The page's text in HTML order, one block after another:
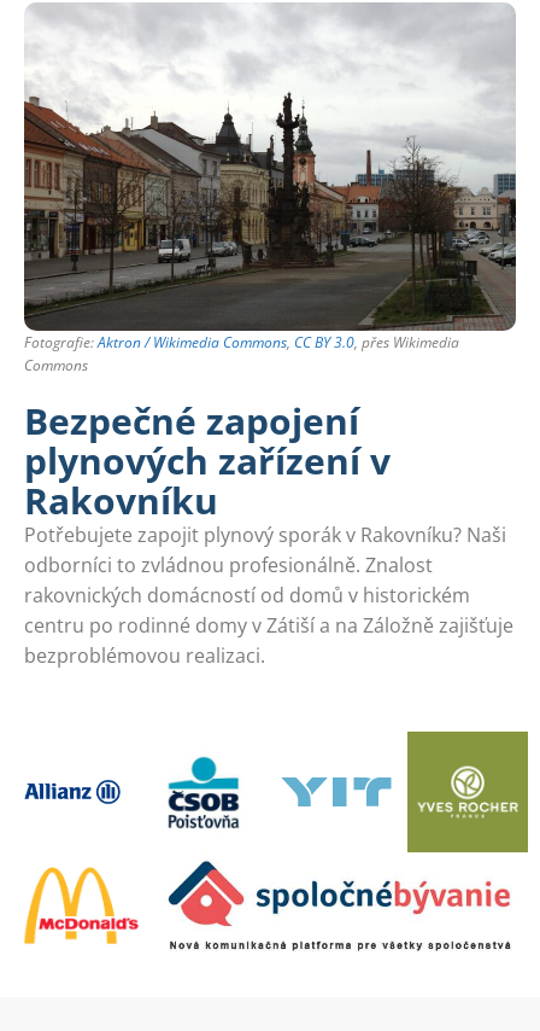
Fotografie:Aktron / Wikimedia Commons, CC BY 3.0, přes Wikimedia
Commons
Bezpečné zapojení
plynových zařízení v
Rakovníku
Potřebujete zapojit plynový sporák v Rakovníku? Naši
odborníci to zvládnou profesionálně. Znalost
rakovnických domácností od domů v historickém
centru po rodinné domy v Zátiší a na Záložně zajišťuje
bezproblémovou realizaci.